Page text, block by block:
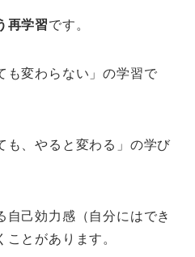
再学習です。
も変わらない」の学習で
も、やると変わる」の学び
自己効力感（自分にはでき
とがあります。